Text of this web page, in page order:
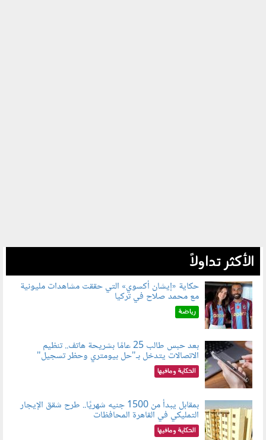
الأكثر تداولاً
080802.jpg
حكاية «إيشان أكسوي» التي حققت مشاهدات مليونية
مع محمد صلاح في تركيا
رياضة
080803.jpg
بعد حبس طالب 25 عامًا بشريحة هاتف.. تنظيم
الاتصالات يتدخل بـ"حل بيومتري وحظر تسجيل"
الحكاية ومافيها
080801.jpg
بمقابل يبدأ من 1500 جنيه شهريًا.. طرح شقق الإيجار
التمليكي في القاهرة المحافظات
الحكاية ومافيها